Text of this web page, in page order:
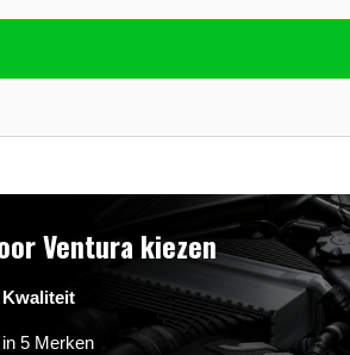
Ventura kiezen
Kwaliteit
5 Merken